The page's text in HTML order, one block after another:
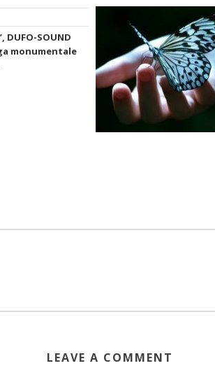
DUFO-SOUND
monumentale
LEAVE A COMMENT